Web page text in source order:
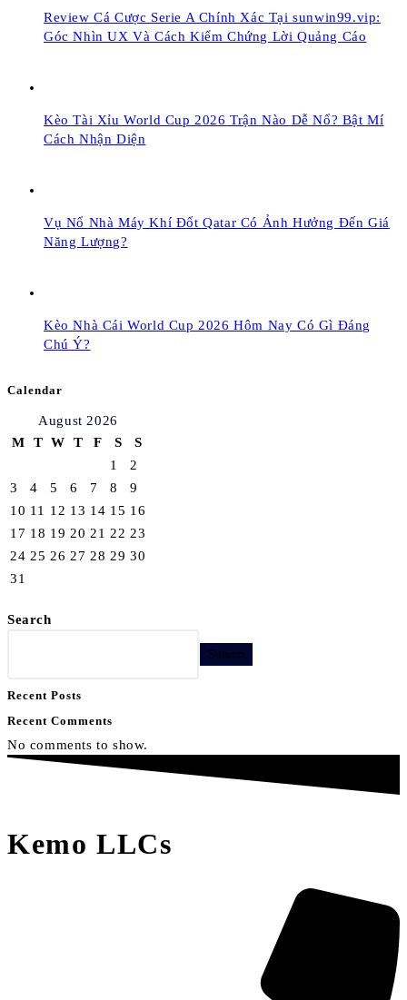
Review Cá Cược Serie A Chính Xác Tại sunwin99.vip:
Góc Nhìn UX Và Cách Kiểm Chứng Lời Quảng Cáo
Kèo Tài Xỉu World Cup 2026 Trận Nào Dễ Nổ? Bật Mí
Cách Nhận Diện
Vụ Nổ Nhà Máy Khí Đốt Qatar Có Ảnh Hưởng Đến Giá
Năng Lượng?
Kèo Nhà Cái World Cup 2026 Hôm Nay Có Gì Đáng
Chú Ý?
Calendar
August 2026
M
T W T F S
S
1
2
3
4 5 6 7 8
9
10 11 12 13 14 15 16
17 18 19 20 21 22 23
24 25 26 27 28 29 30
31
Search
Search
Recent Posts
Recent Comments
No comments to show.
Kemo LLCs